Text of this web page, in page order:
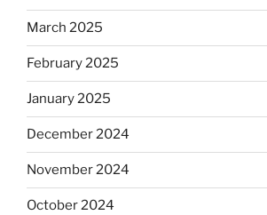
March 2025
February 2025
January 2025
December 2024
November 2024
October 2024